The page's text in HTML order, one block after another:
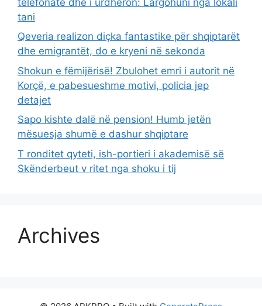
tani
Qeveria realizon diçka fantastike për shqiptarët
dhe emigrantët, do e kryeni në sekonda
Shokun e fëmijërisë! Zbulohet emri i autorit në
Korçë, e pabesueshme motivi, policia jep
detajet
Sapo kishte dalë në pension! Humb jetën
mësuesja shumë e dashur shqiptare
T ronditet qyteti, ish-portieri i akademisë së
Skënderbeut v ritet nga shoku i tij
Archives